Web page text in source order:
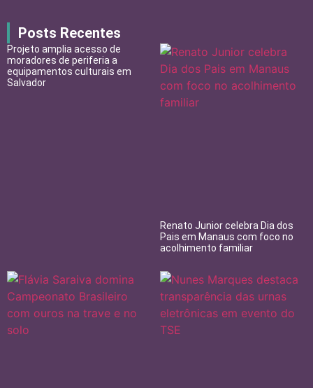
Posts Recentes
Projeto amplia acesso de
moradores de periferia a
equipamentos culturais em
Salvador
Renato Junior celebra Dia dos
Pais em Manaus com foco no
acolhimento familiar